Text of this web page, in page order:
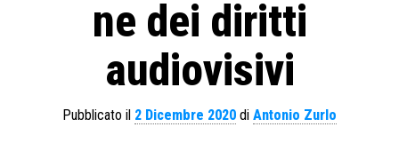
ne dei diritti
audiovisivi
Pubblicato il 2 Dicembre 2020 di Antonio Zurlo